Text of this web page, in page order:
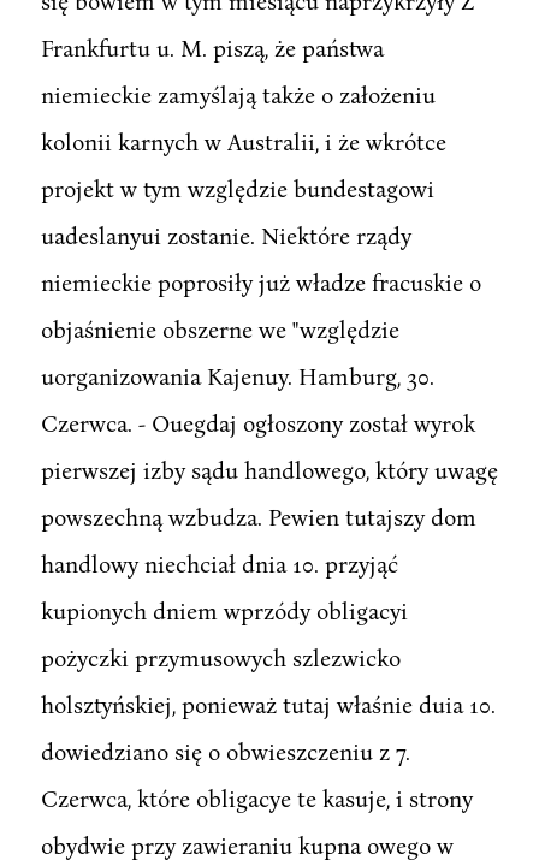
Frankfurtu u. M. piszą, że państwa
niemieckie zamyślają także o założeniu
kolonii karnych w Australii, i że wkrótce
projekt w tym względzie bundestagowi
uadeslanyui zostanie. Niektóre rządy
niemieckie poprosiły już władze fracuskie o
objaśnienie obszerne we "względzie
uorganizowania Kajenuy. Hamburg, 30.
Czerwca. - Ouegdaj ogłoszony został wyrok
pierwszej izby sądu handlowego, który uwagę
powszechną wzbudza. Pewien tutajszy dom
handlowy niechciał dnia 10. przyjąć
kupionych dniem wprzódy obligacyi
pożyczki przymusowych szlezwicko
holsztyńskiej, ponieważ tutaj właśnie duia 10.
dowiedziano się o obwieszczeniu z 7.
Czerwca, które obligacye te kasuje, i strony
obydwie przy zawieraniu kupna owego w